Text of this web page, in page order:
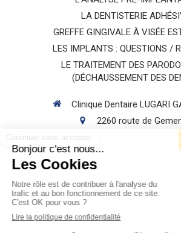
LA DENTISTERIE
GREFFE GINGIVALE À VISÉE
LES IMPLANTS : QUESTIONS /
LE TRAITEMENT DES
(DÉCHAUSSEMENT DES
Clinique Dentaire LUGARI
2260 route de
AUBAGNE
Afficher le